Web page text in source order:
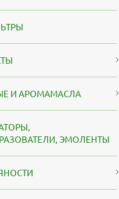
И АРОМАМАСЛА
ЭМОЛЕНТЫ